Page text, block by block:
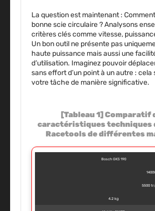
La question est maintenant :
bonne scie circulaire ? Analysons
critères clés comme vitesse,
Un bon outil ne présente pas
haute puissance mais aussi une
d’utilisation. Imaginez pouvoir
sans effort d’un point à un autre : cela
votre tâche de manière significative.
[Tableau 1] Comparatif
caractéristiques techniques
Racetools de différentes
Bosch GKS 190
5500
4.2 kg